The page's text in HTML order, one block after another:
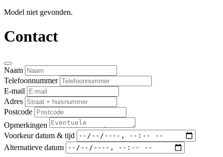
Model niet gevonden.
Contact
Naam
Telefoonnummer
E-mail
Adres
Postcode
Opmerkingen
Voorkeur datum & tijd
Alternatieve datum